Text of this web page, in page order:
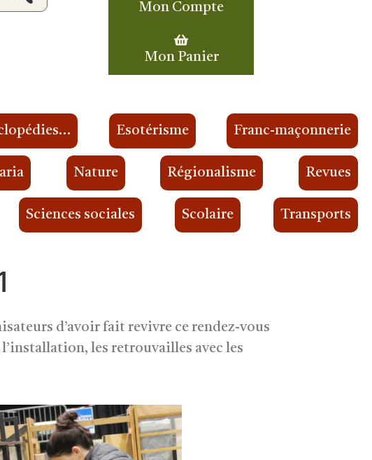
Mon Compte
Mon Panier
Esotérisme Franc-maçonnerie
Nature Régionalisme Revues
Sciences sociales Scolaire Transports
d’avoir fait revivre ce rendez-vous
les retrouvailles avec les